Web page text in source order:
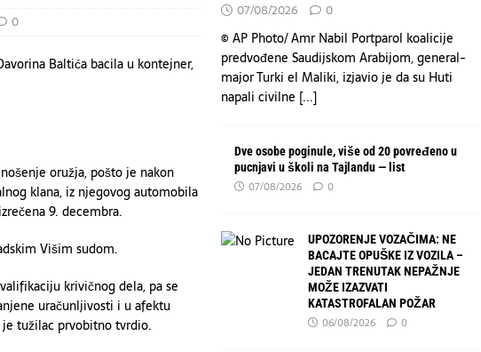
0
Baltića bacila u kontejner,
oružja, pošto je nakon
klana, iz njegovog automobila
9. decembra.
Višim sudom.
krivičnog dela, pa se
uračunljivosti i u afektu
tužilac prvobitno tvrdio.
07/08/2026 0
© AP Photo/ Amr Nabil Portparol koalicije
predvođene Saudijskom Arabijom, general-
major Turki el Maliki, izjavio je da su Huti
napali civilne [...]
Dve osobe poginule, više od 20 povređeno u
pucnjavi u školi na Tajlandu — list
07/08/2026 0
UPOZORENJE VOZAČIMA: NE
BACAJTE OPUŠKE IZ VOZILA –
JEDAN TRENUTAK NEPAŽNJE
MOŽE IZAZVATI
KATASTROFALAN POŽAR
06/08/2026 0